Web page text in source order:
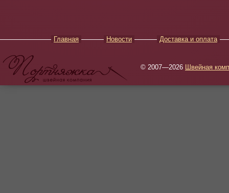
Главная Новости Доставка и оплата
© 2007—2026 Швейная